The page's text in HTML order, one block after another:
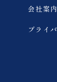
会社案内
プライ